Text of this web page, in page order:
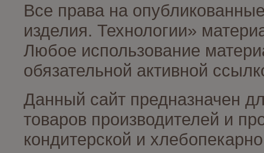
Все права на
изделия. Технологии»
Любое использование
обязательной активной
Данный сайт предназначен
товаров производителей и
кондитерской и